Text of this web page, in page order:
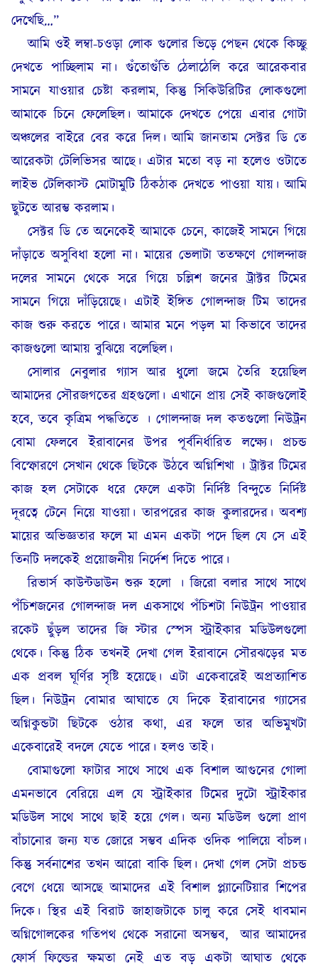
দেখেছি…”
আমি ওই লম্বা-চওড়া লোক গুলোর ভিড়ে পেছন থেকে কিচ্ছু
দেখতে পাচ্ছিলাম না। গুঁতোগুঁতি ঠেলাঠেলি করে আরেকবার
সামনে যাওয়ার চেষ্টা করলাম, কিন্তু সিকিউরিটির লোকগুলো
আমাকে চিনে ফেলেছিল। আমাকে দেখতে পেয়ে এবার গোটা
অঞ্চলের বাইরে বের করে দিল। আমি জানতাম সেক্টর ডি তে
আরেকটা টেলিভিসর আছে। এটার মতো বড় না হলেও ওটাতে
লাইভ টেলিকাস্ট মোটামুটি ঠিকঠাক দেখতে পাওয়া যায়। আমি
ছুটতে আরম্ভ করলাম।
সেক্টর ডি তে অনেকেই আমাকে চেনে, কাজেই সামনে গিয়ে
দাঁড়াতে অসুবিধা হলো না। মায়ের ভেলাটা ততক্ষণে গোলন্দাজ
দলের সামনে থেকে সরে গিয়ে চল্লিশ জনের ট্রাক্টর টিমের
সামনে গিয়ে দাঁড়িয়েছে। এটাই ইঙ্গিত গোলন্দাজ টিম তাদের
কাজ শুরু করতে পারে। আমার মনে পড়ল মা কিভাবে তাদের
কাজগুলো আমায় বুঝিয়ে বলেছিল।
সোলার নেবুলার গ্যাস আর ধুলো জমে তৈরি হয়েছিল
আমাদের সৌরজগতের গ্রহগুলো। এখানে প্রায় সেই কাজগুলোই
হবে, তবে কৃত্রিম পদ্ধতিতে । গোলন্দাজ দল কতগুলো নিউট্রন
বোমা ফেলবে ইরাবানের উপর পূর্বনির্ধারিত লক্ষ্যে। প্রচন্ড
বিস্ফোরণে সেখান থেকে ছিটকে উঠবে অগ্নিশিখা । ট্রাক্টর টিমের
কাজ হল সেটাকে ধরে ফেলে একটা নির্দিষ্ট বিন্দুতে নির্দিষ্ট
দূরত্বে টেনে নিয়ে যাওয়া। তারপরের কাজ কুলারদের। অবশ্য
মায়ের অভিজ্ঞতার ফলে মা এমন একটা পদে ছিল যে সে এই
তিনটি দলকেই প্রয়োজনীয় নির্দেশ দিতে পারে।
রিভার্স কাউন্টডাউন শুরু হলো । জিরো বলার সাথে সাথে
পঁচিশজনের গোলন্দাজ দল একসাথে পঁচিশটা নিউট্রন পাওয়ার
রকেট ছুঁড়ল তাদের জি স্টার স্পেস স্ট্রাইকার মডিউলগুলো
থেকে। কিন্তু ঠিক তখনই দেখা গেল ইরাবানে সৌরঝড়ের মত
এক প্রবল ঘূর্ণির সৃষ্টি হয়েছে। এটা একেবারেই অপ্রত্যাশিত
ছিল। নিউট্রন বোমার আঘাতে যে দিকে ইরাবানের গ্যাসের
অগ্নিকুন্ডটা ছিটকে ওঠার কথা, এর ফলে তার অভিমুখটা
একেবারেই বদলে যেতে পারে। হলও তাই।
বোমাগুলো ফাটার সাথে সাথে এক বিশাল আগুনের গোলা
এমনভাবে বেরিয়ে এল যে স্ট্রাইকার টিমের দুটো স্ট্রাইকার
মডিউল সাথে সাথে ছাই হয়ে গেল। অন্য মডিউল গুলো প্রাণ
বাঁচানোর জন্য যত জোরে সম্ভব এদিক ওদিক পালিয়ে বাঁচল।
কিন্তু সর্বনাশের তখন আরো বাকি ছিল। দেখা গেল সেটা প্রচন্ড
বেগে ধেয়ে আসছে আমাদের এই বিশাল প্ল্যানেটিয়ার শিপের
দিকে। স্থির এই বিরাট জাহাজটাকে চালু করে সেই ধাবমান
অগ্নিগোলকের গতিপথ থেকে সরানো অসম্ভব,
আর আমাদের
ফোর্স ফিল্ডের ক্ষমতা নেই এত বড় একটা আঘাত থেকে